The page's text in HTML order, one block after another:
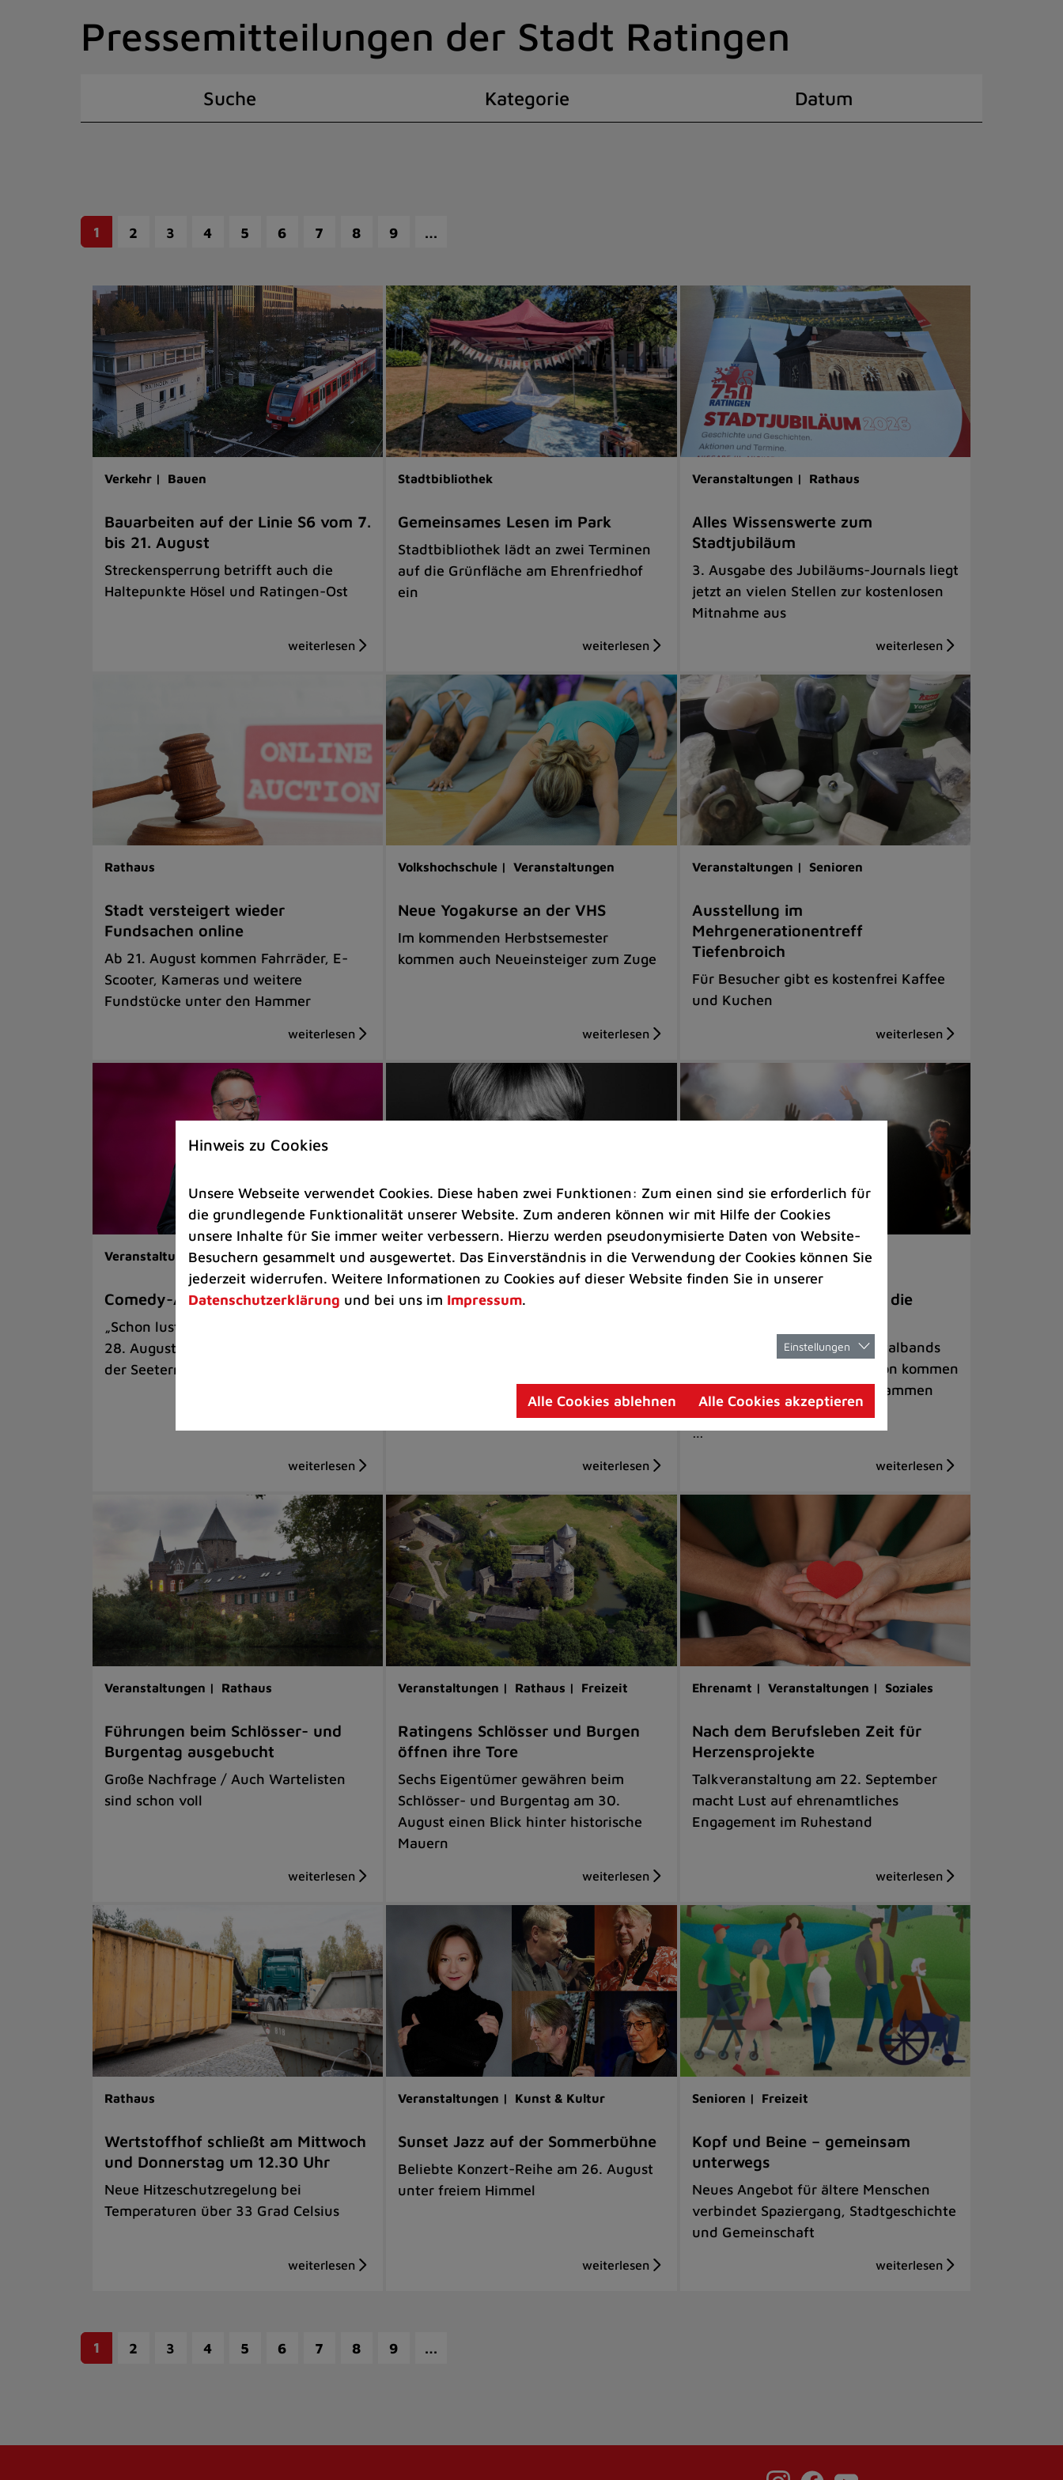
Pressemitteilungen der Stadt Ratingen
Suche Kategorie Datum
1 2 3 4 5 6 7 8 9 …
Verkehr | Bauen
Bauarbeiten auf der Linie S6 vom 7.
bis 21. August
Streckensperrung betrifft auch die
Haltepunkte Hösel und Ratingen-Ost
Stadtbibliothek
Gemeinsames Lesen im Park
Stadtbibliothek lädt an zwei Terminen
auf die Grünfläche am Ehrenfriedhof
ein
Veranstaltungen | Rathaus
Alles Wissenswerte zum
Stadtjubiläum
3. Ausgabe des Jubiläums-Journals liegt
jetzt an vielen Stellen zur kostenlosen
Mitnahme aus
Rathaus
Stadt versteigert wieder
Fundsachen online
Ab 21. August kommen Fahrräder, E-
Scooter, Kameras und weitere
Fundstücke unter den Hammer
Volkshochschule | Veranstaltungen
Neue Yogakurse an der VHS
Im kommenden Herbstsemester
kommen auch Neueinsteiger zum Zuge
Veranstaltungen | Senioren
Ausstellung im
Mehrgenerationentreff
Tiefenbroich
Für Besucher gibt es kostenfrei Kaffee
und Kuchen
Veranstaltungen | Kunst & Kultur
Comedy-Abend mit Benni Stark
„Schon lustig, wenn’s witzig ist!“ am
28. August auf der Sommerbühne an
der Seeterrasse
Veranstaltungen
Kultkicker Ansgar Brinkmann
Veranstaltungen
„Manege Madness“ bringt die
Internationale Rock- und Metalbands
und starke Acts aus der Region kommen
am 17. Oktober in Lintorf zusammen
…
Veranstaltungen | Rathaus
Führungen beim Schlösser- und
Burgentag ausgebucht
Große Nachfrage / Auch Wartelisten
sind schon voll
Veranstaltungen | Rathaus | Freizeit
Ratingens Schlösser und Burgen
öffnen ihre Tore
Sechs Eigentümer gewähren beim
Schlösser- und Burgentag am 30.
August einen Blick hinter historische
Mauern
Ehrenamt | Veranstaltungen | Soziales
Nach dem Berufsleben Zeit für
Herzensprojekte
Talkveranstaltung am 22. September
macht Lust auf ehrenamtliches
Engagement im Ruhestand
Rathaus
Wertstoffhof schließt am Mittwoch
und Donnerstag um 12.30 Uhr
Neue Hitzeschutzregelung bei
Temperaturen über 33 Grad Celsius
Veranstaltungen | Kunst & Kultur
Sunset Jazz auf der Sommerbühne
Beliebte Konzert-Reihe am 26. August
unter freiem Himmel
Senioren | Freizeit
Kopf und Beine – gemeinsam
unterwegs
Neues Angebot für ältere Menschen
verbindet Spaziergang, Stadtgeschichte
und Gemeinschaft
1 2 3 4 5 6 7 8 9 …
Hinweis zu Cookies
Unsere Webseite verwendet Cookies. Diese haben zwei Funktionen: Zum einen sind sie erforderlich für
die grundlegende Funktionalität unserer Website. Zum anderen können wir mit Hilfe der Cookies
unsere Inhalte für Sie immer weiter verbessern. Hierzu werden pseudonymisierte Daten von Website-
Besuchern gesammelt und ausgewertet. Das Einverständnis in die Verwendung der Cookies können Sie
jederzeit widerrufen. Weitere Informationen zu Cookies auf dieser Website finden Sie in unserer
Datenschutzerklärung und bei uns im Impressum.
Einstellungen
Alle Cookies ablehnen Alle Cookies akzeptieren